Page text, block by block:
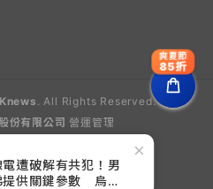
×
遭破解有共犯！男
提供關鍵參數 烏日
. All Rights Reserved.
份有限公司 營運管理
爽夏節
85折